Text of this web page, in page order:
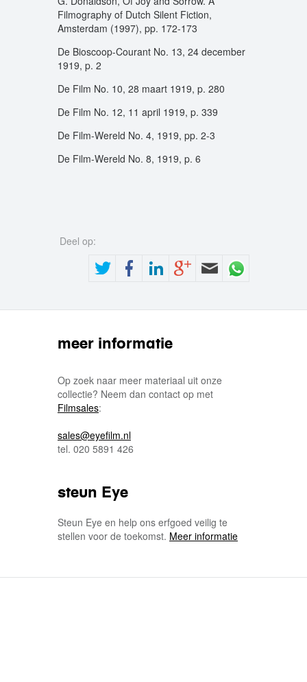
Filmography of Dutch Silent Fiction,
Amsterdam (1997), pp. 172-173
De Bioscoop-Courant No. 13, 24 december
1919, p. 2
De Film No. 10, 28 maart 1919, p. 280
De Film No. 12, 11 april 1919, p. 339
De Film-Wereld No. 4, 1919, pp. 2-3
De Film-Wereld No. 8, 1919, p. 6
Deel op:
meer informatie
Op zoek naar meer materiaal uit onze
collectie? Neem dan contact op met
Filmsales:
sales@eyefilm.nl
tel. 020 5891 426
steun Eye
Steun Eye en help ons erfgoed veilig te
stellen voor de toekomst. Meer informatie